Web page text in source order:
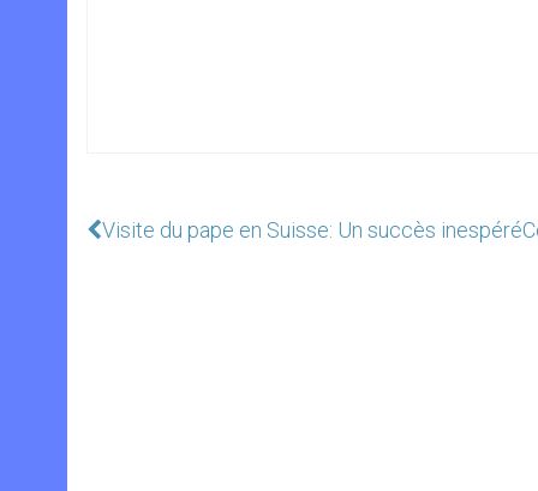
Visite du pape en Suisse: Un succès inespéré